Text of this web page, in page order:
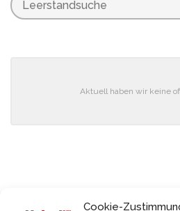
Cookie-
Aktuell haben wir keine